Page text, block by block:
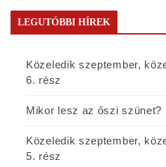
LEGUTÓBBI HÍREK
Közeledik szeptember,
6. rész
Mikor lesz az őszi szünet?
Közeledik szeptember,
5. rész